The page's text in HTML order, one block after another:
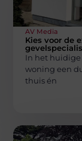
AV Media
Kies voor de
In het
woning een
thuis én